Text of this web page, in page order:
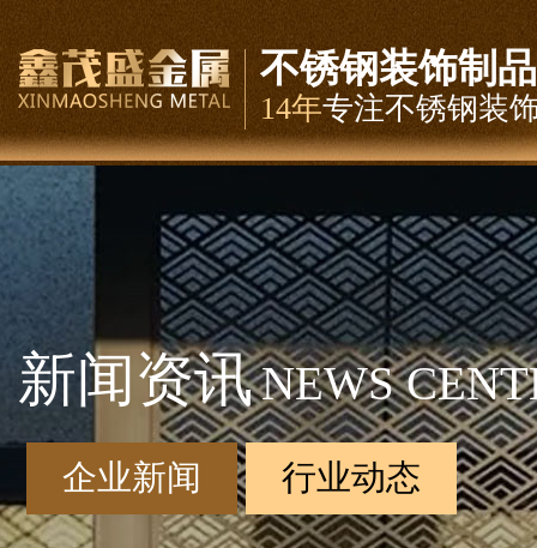
不锈钢装饰制品
14年专注不锈钢装
新闻资讯NEWS
企业新闻 行业动态